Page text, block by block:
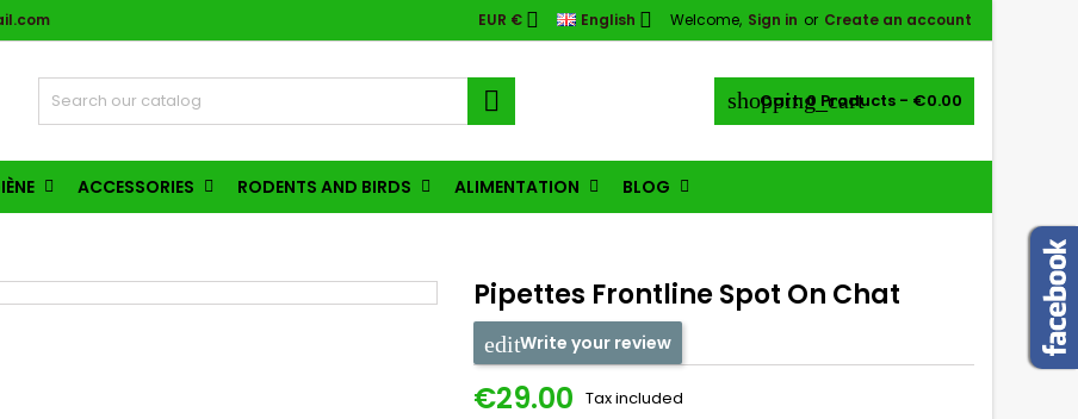
Welcome, Sign in or Create an account
English 
EUR € 
shopping_cart
Cart:0 Products - €0.00

ACCESSORIES RODENTS AND BIRDS ALIMENTATION BLOG
Pipettes Frontline Spot On Chat
Write your review
€29.00 Tax included